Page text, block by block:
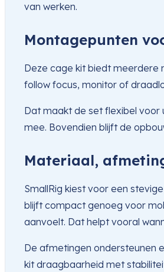
van werken.
Montagepunten
Deze cage kit biedt meerdere
follow focus, monitor of
Dat maakt de set flexibel voor
mee. Bovendien blijft de
Materiaal,
SmallRig kiest voor een
blijft compact genoeg voor
aanvoelt. Dat helpt vooral
De afmetingen ondersteunen
kit draagbaarheid met